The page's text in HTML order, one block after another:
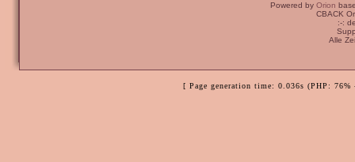
Powered by Orion
CBACK
:-:
Alle
[ Page generation time: 0.036s (PHP: